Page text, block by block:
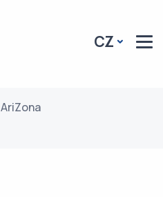
CZ
AriZona